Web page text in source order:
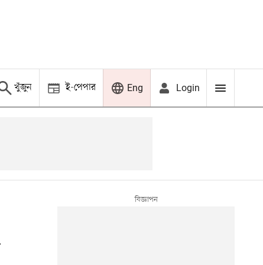
খুঁজুন ই-পেপার Eng Login